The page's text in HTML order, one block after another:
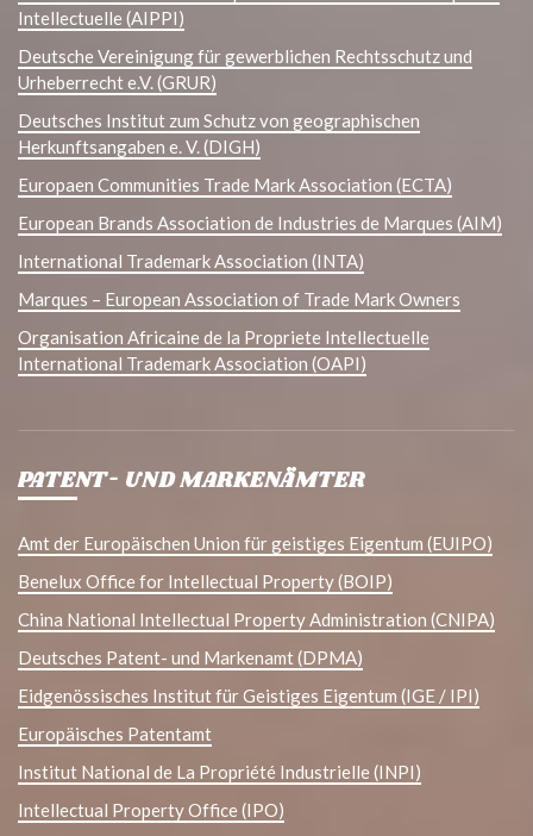
Intellectuelle (AIPPI)
Deutsche Vereinigung für gewerblichen Rechtsschutz und
Urheberrecht e.V. (GRUR)
Deutsches Institut zum Schutz von geographischen
Herkunftsangaben e. V. (DIGH)
Europaen Communities Trade Mark Association (ECTA)
European Brands Association de Industries de Marques (AIM)
International Trademark Association (INTA)
Marques – European Association of Trade Mark Owners
Organisation Africaine de la Propriete Intellectuelle
International Trademark Association (OAPI)
PATENT- UND MARKENÄMTER
Amt der Europäischen Union für geistiges Eigentum (EUIPO)
Benelux Office for Intellectual Property (BOIP)
China National Intellectual Property Administration (CNIPA)
Deutsches Patent- und Markenamt (DPMA)
Eidgenössisches Institut für Geistiges Eigentum (IGE / IPI)
Europäisches Patentamt
Institut National de La Propriété Industrielle (INPI)
Intellectual Property Office (IPO)